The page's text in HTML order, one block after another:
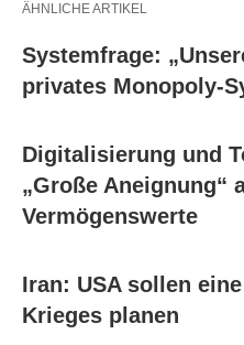
ÄHNLICHE ARTIKEL
Systemfrage:
privates Monopoly-
Digitalisierung und
„Große Aneignung“
Vermögenswerte
Iran: USA sollen
Krieges planen